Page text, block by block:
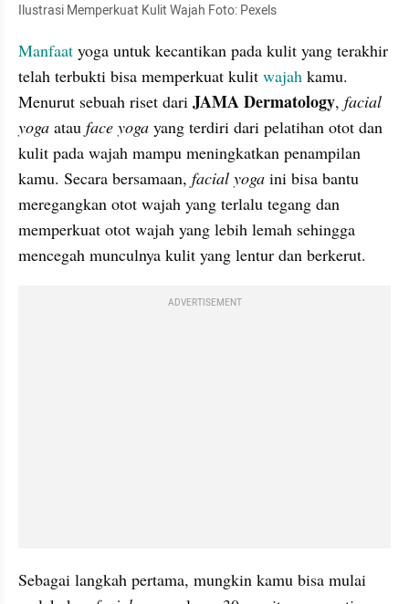
Ilustrasi Memperkuat Kulit Wajah Foto: Pexels
Manfaat yoga untuk kecantikan pada kulit yang terakhir
telah terbukti bisa memperkuat kulit wajah kamu.
Menurut sebuah riset dari JAMA Dermatology, facial
yoga atau face yoga yang terdiri dari pelatihan otot dan
kulit pada wajah mampu meningkatkan penampilan
kamu. Secara bersamaan, facial yoga ini bisa bantu
meregangkan otot wajah yang terlalu tegang dan
memperkuat otot wajah yang lebih lemah sehingga
mencegah munculnya kulit yang lentur dan berkerut.
ADVERTISEMENT
Sebagai langkah pertama, mungkin kamu bisa mulai